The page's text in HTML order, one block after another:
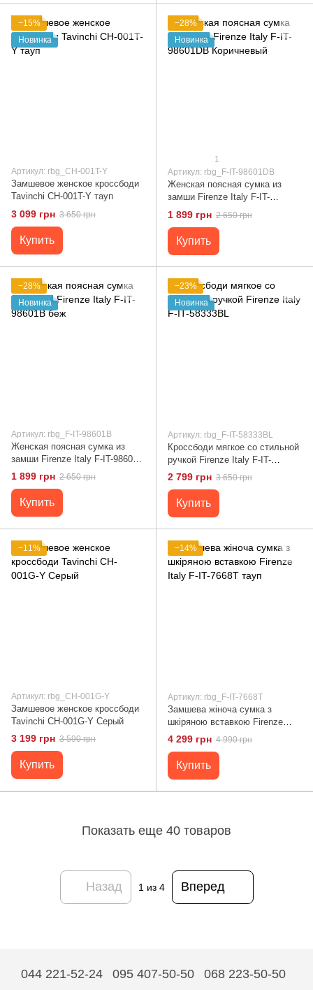
−15%
Новинка
Артикул: rbg_CH-001T-Y
Замшевое женское кроссбоди
Tavinchi CH-001T-Y тауп
3 099 грн 3 650 грн
Купить
−28%
Новинка
1
Артикул: rbg_F-IT-98601DB
Женская поясная сумка из
замши Firenze Italy F-IT-
98601DB Коричневый
1 899 грн 2 650 грн
Купить
−28%
Новинка
Артикул: rbg_F-IT-98601B
Женская поясная сумка из
замши Firenze Italy F-IT-98601B
беж
1 899 грн 2 650 грн
Купить
−23%
Новинка
Артикул: rbg_F-IT-58333BL
Кроссбоди мягкое со стильной
ручкой Firenze Italy F-IT-
58333BL
2 799 грн 3 650 грн
Купить
−11%
Артикул: rbg_CH-001G-Y
Замшевое женское кроссбоди
Tavinchi CH-001G-Y Серый
3 199 грн 3 590 грн
Купить
−14%
Артикул: rbg_F-IT-7668T
Замшева жіноча сумка з
шкіряною вставкою Firenze
Italy F-IT-7668T тауп
4 299 грн 4 990 грн
Купить
Показать еще 40 товаров
Назад 1 из 4 Вперед
044 221-52-24 095 407-50-50
068 223-50-50